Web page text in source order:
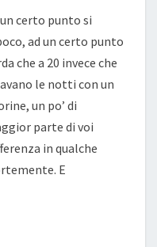
certo punto si
ad un certo punto
che a 20 invece che
le notti con un
un po’ di
parte di voi
in qualche
E